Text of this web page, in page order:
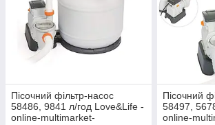
Пісочний фільтр-насос
58486, 9841 л/год Love&Life -
online-multimarket-
Пісочний
58497,
online-